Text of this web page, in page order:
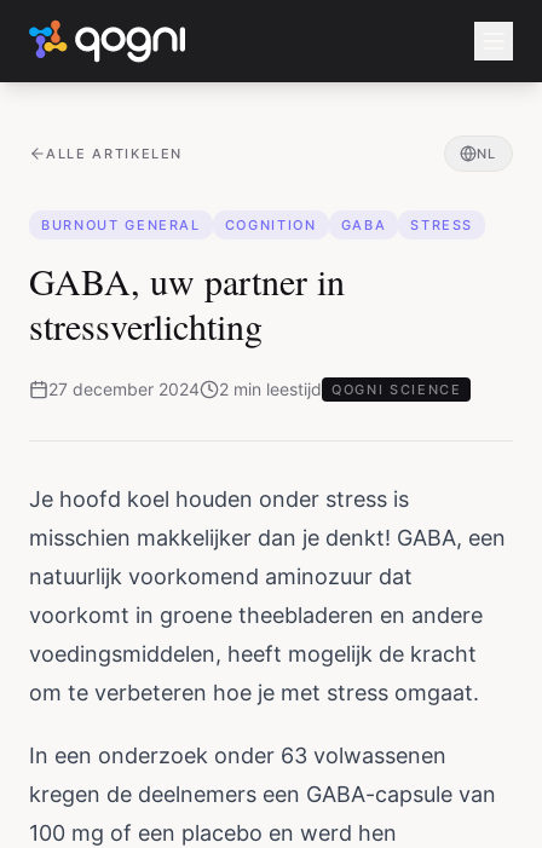
ALLE ARTIKELEN NL
BURNOUT GENERAL COGNITION GABA STRESS
GABA, uw partner in
stressverlichting
27 december 2024 2 min leestijd QOGNI SCIENCE
Je hoofd koel houden onder stress is
misschien makkelijker dan je denkt! GABA, een
natuurlijk voorkomend aminozuur dat
voorkomt in groene theebladeren en andere
voedingsmiddelen, heeft mogelijk de kracht
om te verbeteren hoe je met stress omgaat.
In een onderzoek onder 63 volwassenen
kregen de deelnemers een GABA-capsule van
100 mg of een placebo en werd hen